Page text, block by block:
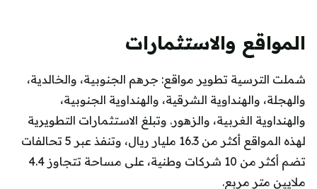
المواقع والاستثمارات
شملت الترسية تطوير مواقع: جرهم الجنوبية، والخالدية،
والهجلة، والهنداوية الشرقية، والهنداوية الجنوبية،
والهنداوية الغربية، والزهور. وتبلغ الاستثمارات التطويرية
لهذه المواقع أكثر من 16.3 مليار ريال، وتنفذ عبر 5 تحالفات
تضم أكثر من 10 شركات وطنية، على مساحة تتجاوز 4.4
ملايين متر مربع.